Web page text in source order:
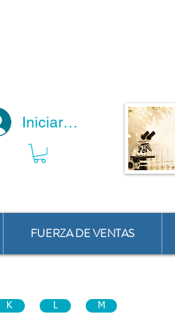
Iniciar Sesión
FUERZA DE VENTAS
K L M